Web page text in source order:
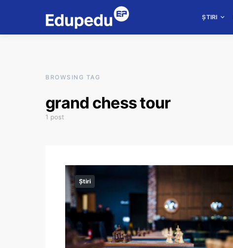
ȘTIRI
BROWSING TAG
grand chess tour
1 post
Știri